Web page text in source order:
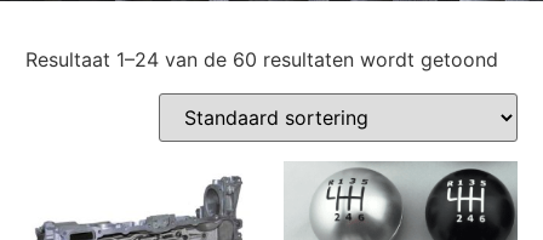
Resultaat 1–24 van de 60 resultaten wordt getoond